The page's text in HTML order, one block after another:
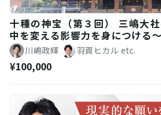
十種の神宝（第３回） 三嶋大
中を変える影響力を身につける〜
川嶋政輝 羽賀ヒカル etc.
¥100,000